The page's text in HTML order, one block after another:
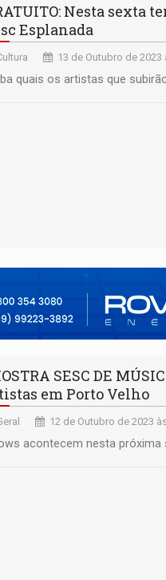
Nesta sexta
Esplanada
13 de Outubro de 2023
quais os artistas que
SESC DE
em Porto Velho
12 de Outubro de 2023
acontecem nesta próxima